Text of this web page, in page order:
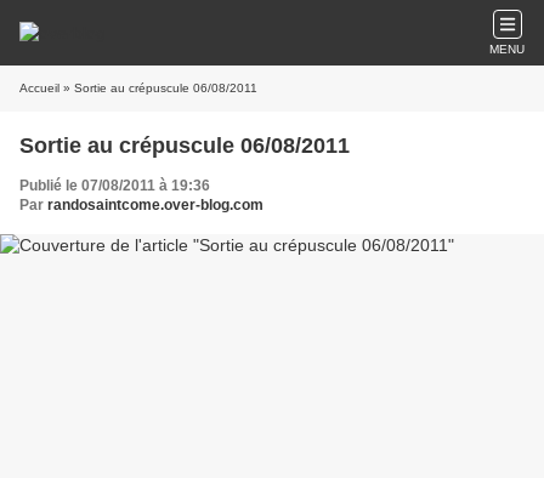
MENU
Accueil » Sortie au crépuscule 06/08/2011
Sortie au crépuscule 06/08/2011
Publié le 07/08/2011 à 19:36
Par randosaintcome.over-blog.com